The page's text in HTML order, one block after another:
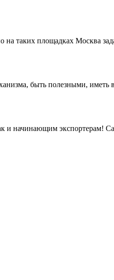
таких площадках Москва
быть полезными, иметь
и начинающим экспортерам!